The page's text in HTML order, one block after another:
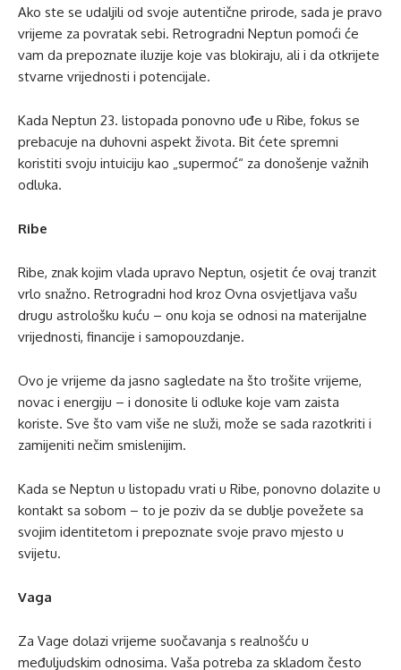
Ako ste se udaljili od svoje autentične prirode, sada je pravo
vrijeme za povratak sebi. Retrogradni Neptun pomoći će
vam da prepoznate iluzije koje vas blokiraju, ali i da otkrijete
stvarne vrijednosti i potencijale.
Kada Neptun 23. listopada ponovno uđe u Ribe, fokus se
prebacuje na duhovni aspekt života. Bit ćete spremni
koristiti svoju intuiciju kao „supermoć“ za donošenje važnih
odluka.
Ribe
Ribe, znak kojim vlada upravo Neptun, osjetit će ovaj tranzit
vrlo snažno. Retrogradni hod kroz Ovna osvjetljava vašu
drugu astrološku kuću – onu koja se odnosi na materijalne
vrijednosti, financije i samopouzdanje.
Ovo je vrijeme da jasno sagledate na što trošite vrijeme,
novac i energiju – i donosite li odluke koje vam zaista
koriste. Sve što vam više ne služi, može se sada razotkriti i
zamijeniti nečim smislenijim.
Kada se Neptun u listopadu vrati u Ribe, ponovno dolazite u
kontakt sa sobom – to je poziv da se dublje povežete sa
svojim identitetom i prepoznate svoje pravo mjesto u
svijetu.
Vaga
Za Vage dolazi vrijeme suočavanja s realnošću u
međuljudskim odnosima. Vaša potreba za skladom često